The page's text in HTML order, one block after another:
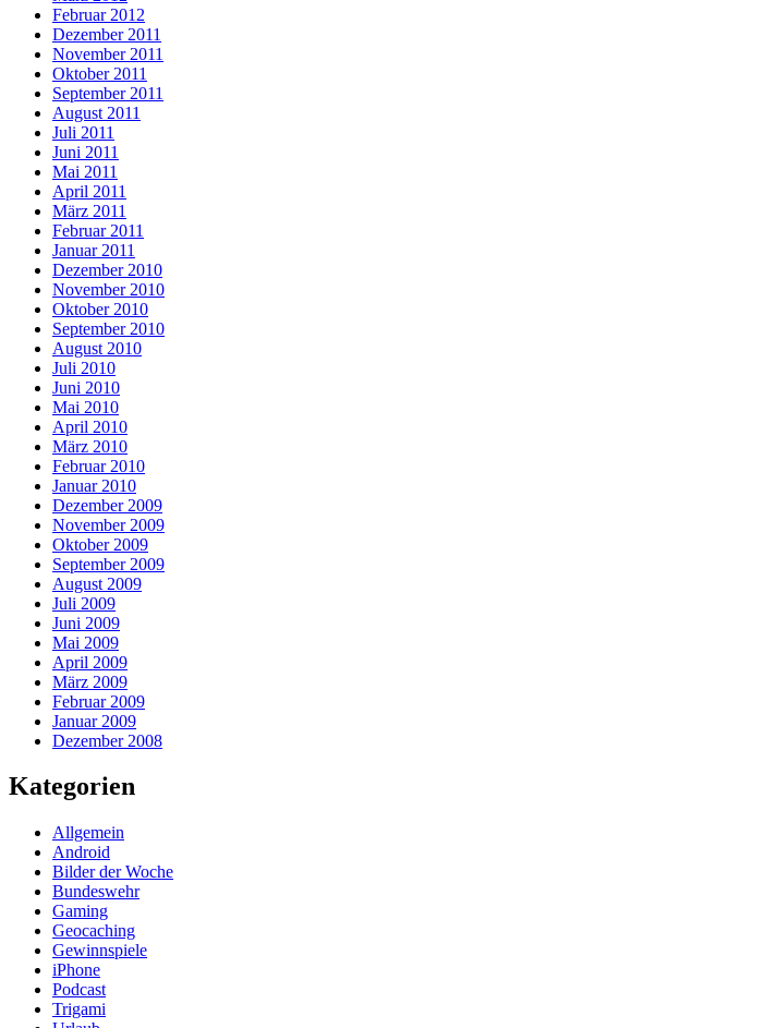
Februar 2012
Dezember 2011
November 2011
Oktober 2011
September 2011
August 2011
Juli 2011
Juni 2011
Mai 2011
April 2011
März 2011
Februar 2011
Januar 2011
Dezember 2010
November 2010
Oktober 2010
September 2010
August 2010
Juli 2010
Juni 2010
Mai 2010
April 2010
März 2010
Februar 2010
Januar 2010
Dezember 2009
November 2009
Oktober 2009
September 2009
August 2009
Juli 2009
Juni 2009
Mai 2009
April 2009
März 2009
Februar 2009
Januar 2009
Dezember 2008
Kategorien
Allgemein
Android
Bilder der Woche
Bundeswehr
Gaming
Geocaching
Gewinnspiele
iPhone
Podcast
Trigami